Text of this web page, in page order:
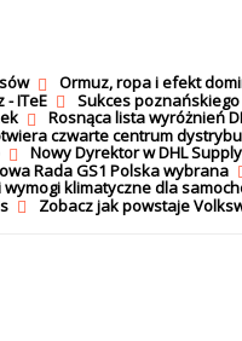
Ormuz, ropa i efekt
ITeE Sukces
Rosnąca lista wyróżnień
czwarte centrum
Nowy Dyrektor w DHL
Rada GS1 Polska wybrana
wymogi klimatyczne dla
Zobacz jak powstaje